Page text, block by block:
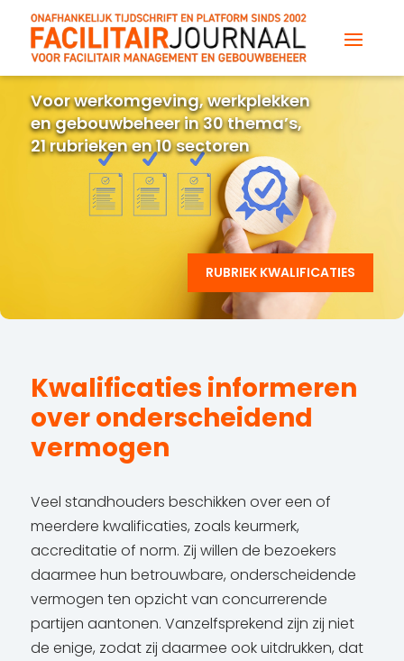
Voor werkomgeving, werkplekken
en gebouwbeheer in 30 thema’s,
21 rubrieken en 10 sectoren
RUBRIEK KWALIFICATIES
Kwalificaties informeren
over onderscheidend
vermogen
Veel standhouders beschikken over een of
meerdere kwalificaties, zoals keurmerk,
accreditatie of norm. Zij willen de bezoekers
daarmee hun betrouwbare, onderscheidende
vermogen ten opzicht van concurrerende
partijen aantonen. Vanzelfsprekend zijn zij niet
de enige, zodat zij daarmee ook uitdrukken, dat